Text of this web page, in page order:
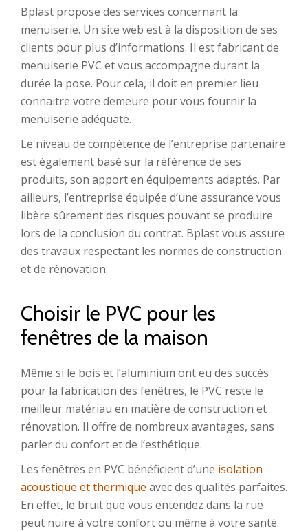
Bplast propose des services concernant la
menuiserie. Un site web est à la disposition de ses
clients pour plus d’informations. Il est fabricant de
menuiserie PVC et vous accompagne durant la
durée la pose. Pour cela, il doit en premier lieu
connaitre votre demeure pour vous fournir la
menuiserie adéquate.
Le niveau de compétence de l’entreprise partenaire
est également basé sur la référence de ses
produits, son apport en équipements adaptés. Par
ailleurs, l’entreprise équipée d’une assurance vous
libère sûrement des risques pouvant se produire
lors de la conclusion du contrat. Bplast vous assure
des travaux respectant les normes de construction
et de rénovation.
Choisir le PVC pour les
fenêtres de la maison
Même si le bois et l’aluminium ont eu des succès
pour la fabrication des fenêtres, le PVC reste le
meilleur matériau en matière de construction et
rénovation. Il offre de nombreux avantages, sans
parler du confort et de l’esthétique.
Les fenêtres en PVC bénéficient d’une isolation
acoustique et thermique avec des qualités parfaites.
En effet, le bruit que vous entendez dans la rue
peut nuire à votre confort ou même à votre santé.